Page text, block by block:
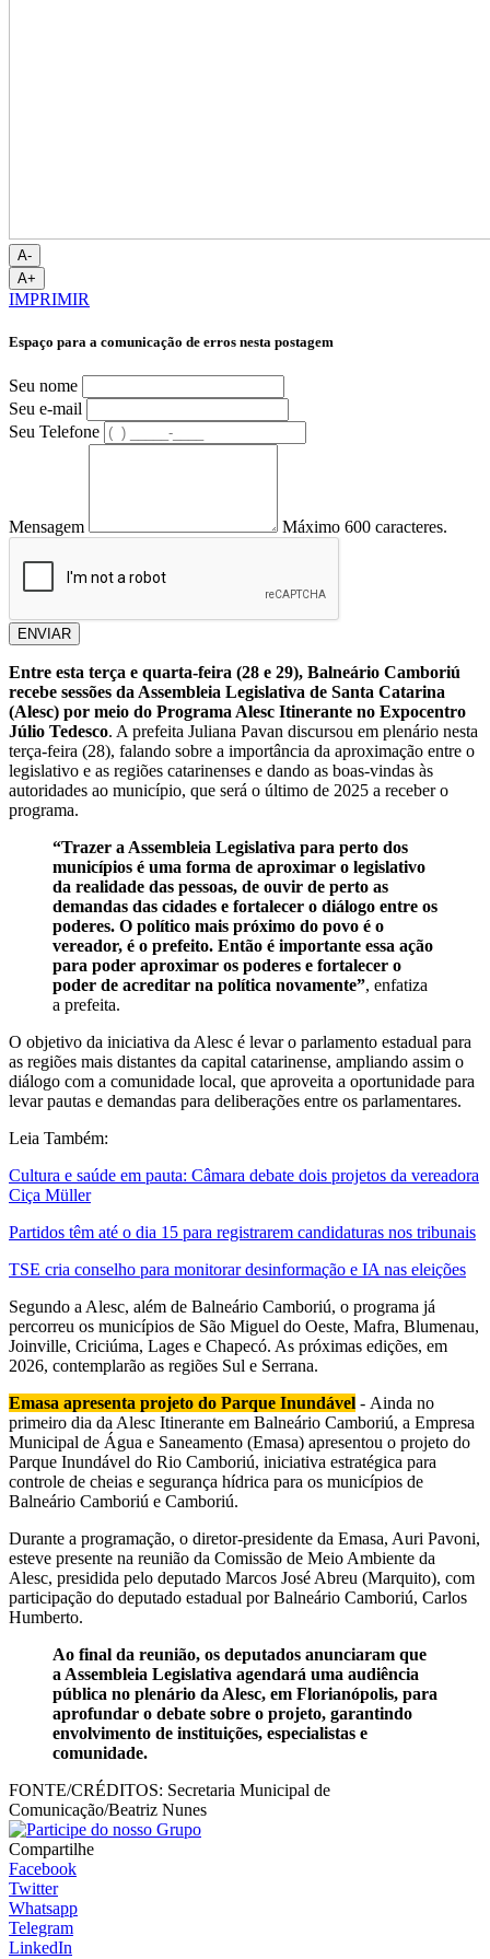
A-
A+
IMPRIMIR
Espaço para a comunicação de erros nesta postagem
Seu nome
Seu e-mail
Seu Telefone
Mensagem Máximo 600 caracteres.
ENVIAR
Entre esta terça e quarta-feira (28 e 29), Balneário Camboriú
recebe sessões da Assembleia Legislativa de Santa Catarina
(Alesc) por meio do Programa Alesc Itinerante no Expocentro
Júlio Tedesco. A prefeita Juliana Pavan discursou em plenário nesta
terça-feira (28), falando sobre a importância da aproximação entre o
legislativo e as regiões catarinenses e dando as boas-vindas às
autoridades ao município, que será o último de 2025 a receber o
programa.
“Trazer a Assembleia Legislativa para perto dos
municípios é uma forma de aproximar o legislativo
da realidade das pessoas, de ouvir de perto as
demandas das cidades e fortalecer o diálogo entre os
poderes. O político mais próximo do povo é o
vereador, é o prefeito. Então é importante essa ação
para poder aproximar os poderes e fortalecer o
poder de acreditar na política novamente”, enfatiza
a prefeita.
O objetivo da iniciativa da Alesc é levar o parlamento estadual para
as regiões mais distantes da capital catarinense, ampliando assim o
diálogo com a comunidade local, que aproveita a oportunidade para
levar pautas e demandas para deliberações entre os parlamentares.
Leia Também:
Cultura e saúde em pauta: Câmara debate dois projetos da vereadora
Ciça Müller
Partidos têm até o dia 15 para registrarem candidaturas nos tribunais
TSE cria conselho para monitorar desinformação e IA nas eleições
Segundo a Alesc, além de Balneário Camboriú, o programa já
percorreu os municípios de São Miguel do Oeste, Mafra, Blumenau,
Joinville, Criciúma, Lages e Chapecó. As próximas edições, em
2026, contemplarão as regiões Sul e Serrana.
Emasa apresenta projeto do Parque Inundável - Ainda no
primeiro dia da Alesc Itinerante em Balneário Camboriú, a Empresa
Municipal de Água e Saneamento (Emasa) apresentou o projeto do
Parque Inundável do Rio Camboriú, iniciativa estratégica para
controle de cheias e segurança hídrica para os municípios de
Balneário Camboriú e Camboriú.
Durante a programação, o diretor-presidente da Emasa, Auri Pavoni,
esteve presente na reunião da Comissão de Meio Ambiente da
Alesc, presidida pelo deputado Marcos José Abreu (Marquito), com
participação do deputado estadual por Balneário Camboriú, Carlos
Humberto.
Ao final da reunião, os deputados anunciaram que
a Assembleia Legislativa agendará uma audiência
pública no plenário da Alesc, em Florianópolis, para
aprofundar o debate sobre o projeto, garantindo
envolvimento de instituições, especialistas e
comunidade.
FONTE/CRÉDITOS: Secretaria Municipal de
Comunicação/Beatriz Nunes
Compartilhe
Facebook
Twitter
Whatsapp
Telegram
LinkedIn